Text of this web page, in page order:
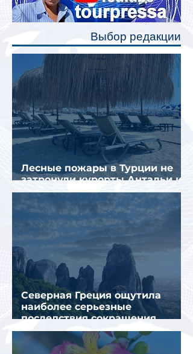
позволят пассажирам закрыть свою
полку во время сна или отдыха,
Выбор редакции
Лесные пожары в Турции не
затронули курорты Антальи и
Муглы
Северная Греция ощутила
наиболее серьезные
последствия сокращения
турпотока из России